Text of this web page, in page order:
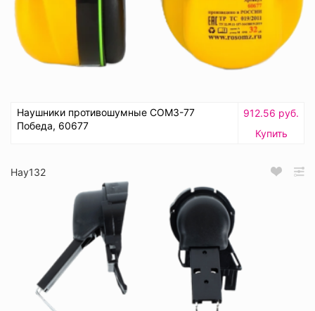
Наушники противошумные СОМЗ-77
Победа, 60677
912.56 руб.
Купить
Нау132